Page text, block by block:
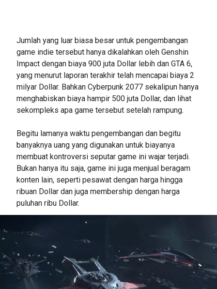
Jumlah yang luar biasa besar untuk pengembangan
game indie tersebut hanya dikalahkan oleh Genshin
Impact dengan biaya 900 juta Dollar lebih dan GTA 6,
yang menurut laporan terakhir telah mencapai biaya 2
milyar Dollar. Bahkan Cyberpunk 2077 sekalipun hanya
menghabiskan biaya hampir 500 juta Dollar, dan lihat
sekompleks apa game tersebut setelah rampung.
Begitu lamanya waktu pengembangan dan begitu
banyaknya uang yang digunakan untuk biayanya
membuat kontroversi seputar game ini wajar terjadi.
Bukan hanya itu saja, game ini juga menjual beragam
konten lain, seperti pesawat dengan harga hingga
ribuan Dollar dan juga membership dengan harga
puluhan ribu Dollar.